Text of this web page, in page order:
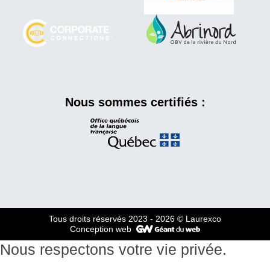
Nous sommes certifiés :
Tous droits réservés 2023 - 2026 © Laurexco
Conception web
Nous respectons votre vie privée.